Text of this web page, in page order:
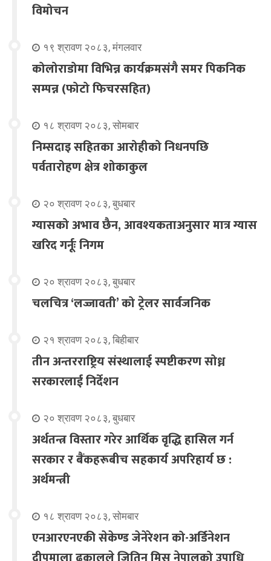
विमोचन
१९ श्रावण २०८३, मंगलवार
कोलोराडोमा विभिन्न कार्यक्रमसंगै समर पिकनिक
सम्पन्न (फोटो फिचरसहित)
१८ श्रावण २०८३, सोमबार
निम्सदाइ सहितका आरोहीको निधनपछि
पर्वतारोहण क्षेत्र शोकाकुल
२० श्रावण २०८३, बुधबार
ग्यासको अभाव छैन, आवश्यकताअनुसार मात्र ग्यास
खरिद गर्नूः निगम
२० श्रावण २०८३, बुधबार
चलचित्र ‘लज्जावती’ को ट्रेलर सार्वजनिक
२१ श्रावण २०८३, बिहीबार
तीन अन्तरराष्ट्रिय संस्थालाई स्पष्टीकरण सोध्न
सरकारलाई निर्देशन
२० श्रावण २०८३, बुधबार
अर्थतन्त्र विस्तार गरेर आर्थिक वृद्धि हासिल गर्न
सरकार र बैंकहरूबीच सहकार्य अपरिहार्य छ :
अर्थमन्त्री
१८ श्रावण २०८३, सोमबार
एनआरएनएकी सेकेण्ड जेनेरेशन को-अर्डिनेशन